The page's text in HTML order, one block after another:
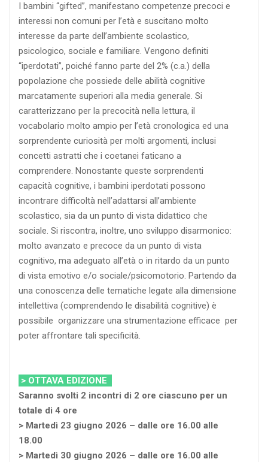
I bambini “gifted”, manifestano competenze precoci e
interessi non comuni per l’età e suscitano molto
interesse da parte dell’ambiente scolastico,
psicologico, sociale e familiare. Vengono definiti
“iperdotati”, poiché fanno parte del 2% (c.a.) della
popolazione che possiede delle abilità cognitive
marcatamente superiori alla media generale. Si
caratterizzano per la precocità nella lettura, il
vocabolario molto ampio per l’età cronologica ed una
sorprendente curiosità per molti argomenti, inclusi
concetti astratti che i coetanei faticano a
comprendere. Nonostante queste sorprendenti
capacità cognitive, i bambini iperdotati possono
incontrare difficoltà nell’adattarsi all’ambiente
scolastico, sia da un punto di vista didattico che
sociale. Si riscontra, inoltre, uno sviluppo disarmonico:
molto avanzato e precoce da un punto di vista
cognitivo, ma adeguato all’età o in ritardo da un punto
di vista emotivo e/o sociale/psicomotorio. Partendo da
una conoscenza delle tematiche legate alla dimensione
intellettiva (comprendendo le disabilità cognitive) è
possibile organizzare una strumentazione efficace per
poter affrontare tali specificità.
> OTTAVA EDIZIONE
Saranno svolti 2 incontri di 2 ore ciascuno per un
totale di 4 ore
> Martedì 23 giugno 2026 – dalle ore 16.00 alle
18.00
> Martedì 30 giugno 2026 – dalle ore 16.00 alle